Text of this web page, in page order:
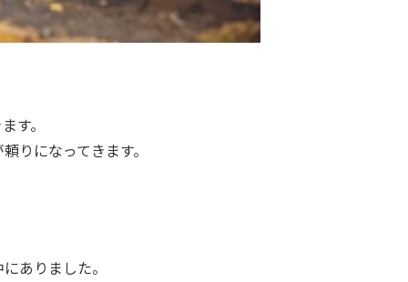
す。
りになってきます。
ありました。